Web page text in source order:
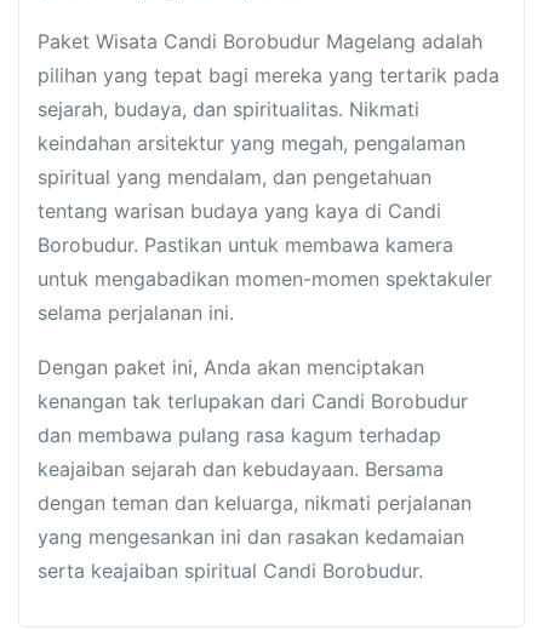
Paket Wisata Candi Borobudur Magelang adalah
pilihan yang tepat bagi mereka yang tertarik pada
sejarah, budaya, dan spiritualitas. Nikmati
keindahan arsitektur yang megah, pengalaman
spiritual yang mendalam, dan pengetahuan
tentang warisan budaya yang kaya di Candi
Borobudur. Pastikan untuk membawa kamera
untuk mengabadikan momen-momen spektakuler
selama perjalanan ini.
Dengan paket ini, Anda akan menciptakan
kenangan tak terlupakan dari Candi Borobudur
dan membawa pulang rasa kagum terhadap
keajaiban sejarah dan kebudayaan. Bersama
dengan teman dan keluarga, nikmati perjalanan
yang mengesankan ini dan rasakan kedamaian
serta keajaiban spiritual Candi Borobudur.